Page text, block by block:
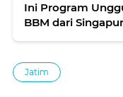
Ini Program Unggulan
BBM dari
Jatim